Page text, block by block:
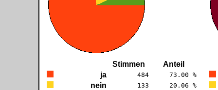
Stimmen
Anteil
ja
484 73.00 %
nein 133 20.06 %